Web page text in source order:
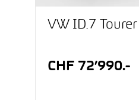
VW ID.7 Tourer
CHF 72’990.-